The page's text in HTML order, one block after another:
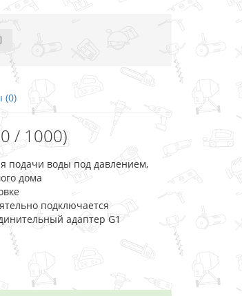
(0)
/ 1000)
подачи воды под давлением,
дома
подключается
адаптер G1